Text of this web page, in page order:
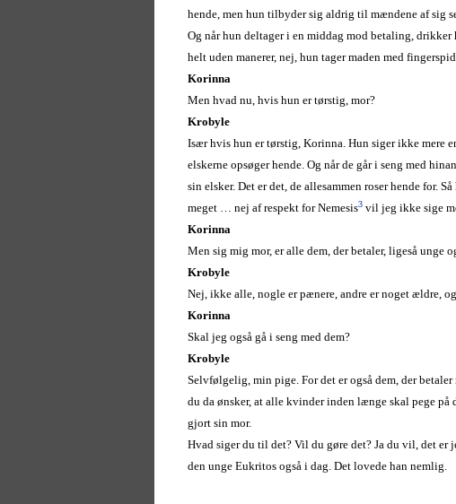
hende, men hun tilbyder sig aldrig til mændene af sig
Og når hun deltager i en middag mod betaling,
helt uden manerer, nej, hun tager maden med
Korinna
Men hvad nu, hvis hun er tørstig, mor?
Krobyle
Især hvis hun er tørstig, Korinna. Hun siger ikke mere
elskerne opsøger hende. Og når de går i seng med
sin elsker. Det er det, de allesammen roser hende for.
meget … nej af respekt for Nemesis3 vil jeg ikke sige
Korinna
Men sig mig mor, er alle dem, der betaler, ligeså unge
Krobyle
Nej, ikke alle, nogle er pænere, andre er noget ældre,
Korinna
Skal jeg også gå i seng med dem?
Krobyle
Selvfølgelig, min pige. For det er også dem, der
du da ønsker, at alle kvinder inden længe skal pege
gjort sin mor.
Hvad siger du til det? Vil du gøre det? Ja du vil, det
den unge Eukritos også i dag. Det lovede han nemlig.